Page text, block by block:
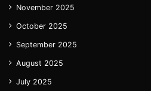
November 2025
October 2025
September 2025
August 2025
July 2025